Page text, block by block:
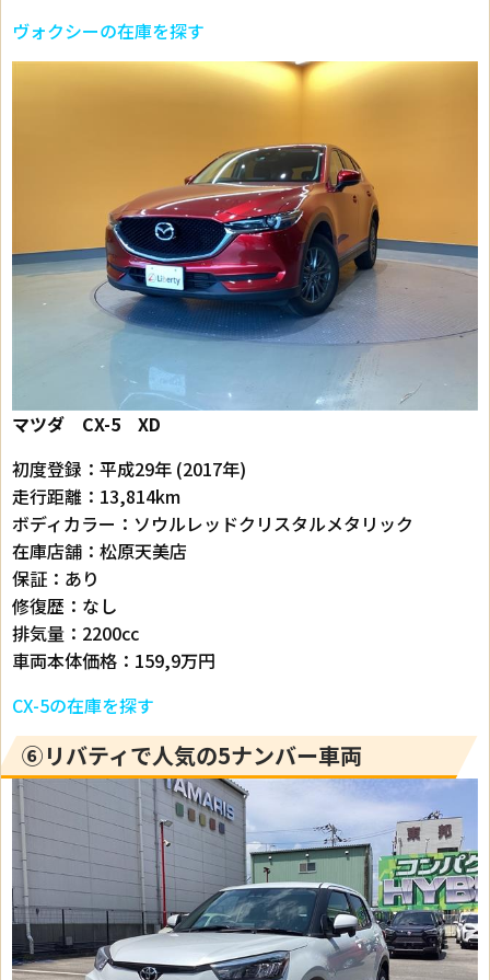
ヴォクシーの在庫を探す
マツダ CX-5 XD
初度登録：平成29年 (2017年)
走行距離：13,814km
ボディカラー：ソウルレッドクリスタルメタリック
在庫店舗：松原天美店
保証：あり
修復歴：なし
排気量：2200cc
車両本体価格：159,9万円
CX-5の在庫を探す
⑥リバティで人気の5ナンバー車両